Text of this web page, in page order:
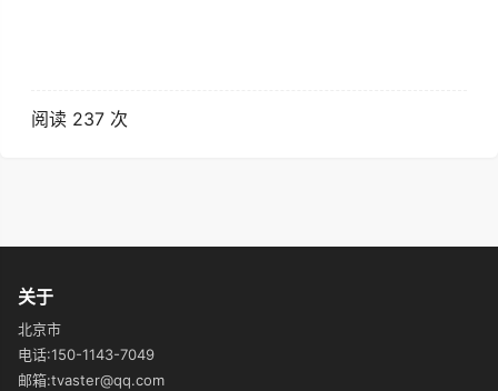
阅读 237 次
关于
北京市
电话:150-1143-7049
邮箱:tvaster@qq.com